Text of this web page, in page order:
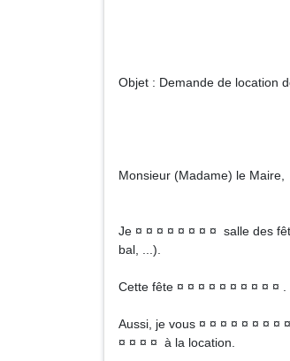
Objet : Demande de location
Monsieur (Madame) le Maire,
Je ¤ ¤ ¤ ¤ ¤ ¤ ¤ ¤ salle des
bal, ...).
Cette fête ¤ ¤ ¤ ¤ ¤ ¤ ¤ ¤ ¤ ¤ .
Aussi, je vous ¤ ¤ ¤ ¤ ¤ ¤ ¤ ¤
¤ ¤ ¤ ¤ à la location.